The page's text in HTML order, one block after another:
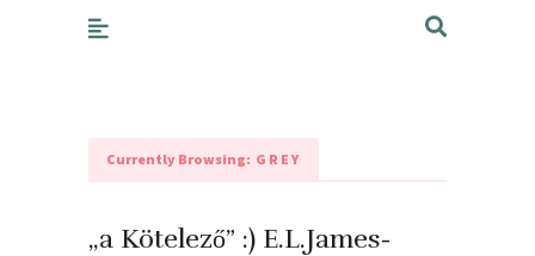
Currently Browsing: GREY
„a Kötelező” :) E.L.James-